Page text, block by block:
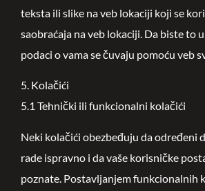
teksta ili slike na veb lokaciji koji se
saobraćaja na veb lokaciji. Da biste to
podaci o vama se čuvaju pomoću veb
5. Kolačići
5.1 Tehnički ili funkcionalni kolačići
Neki kolačići obezbeđuju da određeni
rade ispravno i da vaše korisničke
poznate. Postavljanjem funkcionalnih